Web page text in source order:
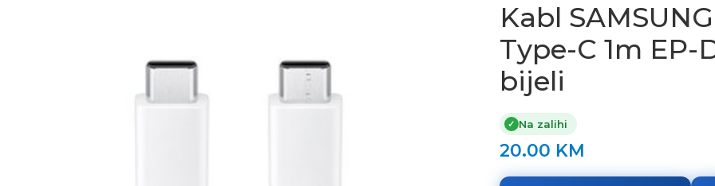
Kabl
Type-C 1m EP-
bijeli
✓ Na zalihi
20.00 KM